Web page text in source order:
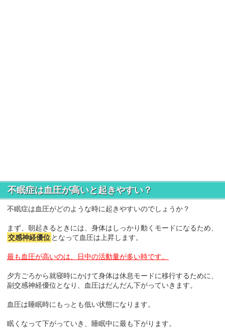
不眠症は血圧が高いと起きやすい？
不眠症は血圧がどのような時に起きやすいのでしょうか？
まず、朝起きるときには、身体はしっかり動くモードになるため、
交感神経優位 となって血圧は上昇します。
最も血圧が高いのは、日中の活動量が多い時です。
夕方ごろから就寝時にかけて身体は休息モードに移行するために、
副交感神経優位となり、血圧はだんだん下がっていきます。
血圧は睡眠時にもっとも低い状態になります。
眠くなって下がっていき、睡眠中に最も下がります。